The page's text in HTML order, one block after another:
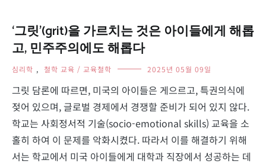
‘그릿’(grit)을 가르치는 것은 아이들에게 해롭
고, 민주주의에도 해롭다
심리학 , 철학 교육 / 교육철학 2025년 05월 09일
그릿 담론에 따르면, 미국의 아이들은 게으르고, 특권의식에
젖어 있으며, 글로벌 경제에서 경쟁할 준비가 되어 있지 않다.
학교는 사회정서적 기술(socio-emotional skills) 교육을 소
홀히 하여 이 문제를 악화시켰다. 따라서 이를 해결하기 위해
서는 학교에서 미국 아이들에게 대학과 직장에서 성공하는 데